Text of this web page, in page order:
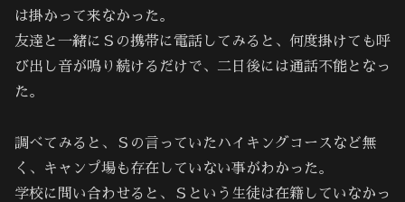
は掛かって来なかった。
友達と一緒にＳの携帯に電話してみると、何度掛けても呼
び出し音が鳴り続けるだけで、二日後には通話不能となっ
た。
調べてみると、Ｓの言っていたハイキングコースなど無
く、キャンプ場も存在していない事がわかった。
学校に問い合わせると、Ｓという生徒は在籍していなかっ